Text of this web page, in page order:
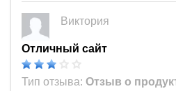
Виктория
Отличный сайт
Тип отзыва: Отзыв о